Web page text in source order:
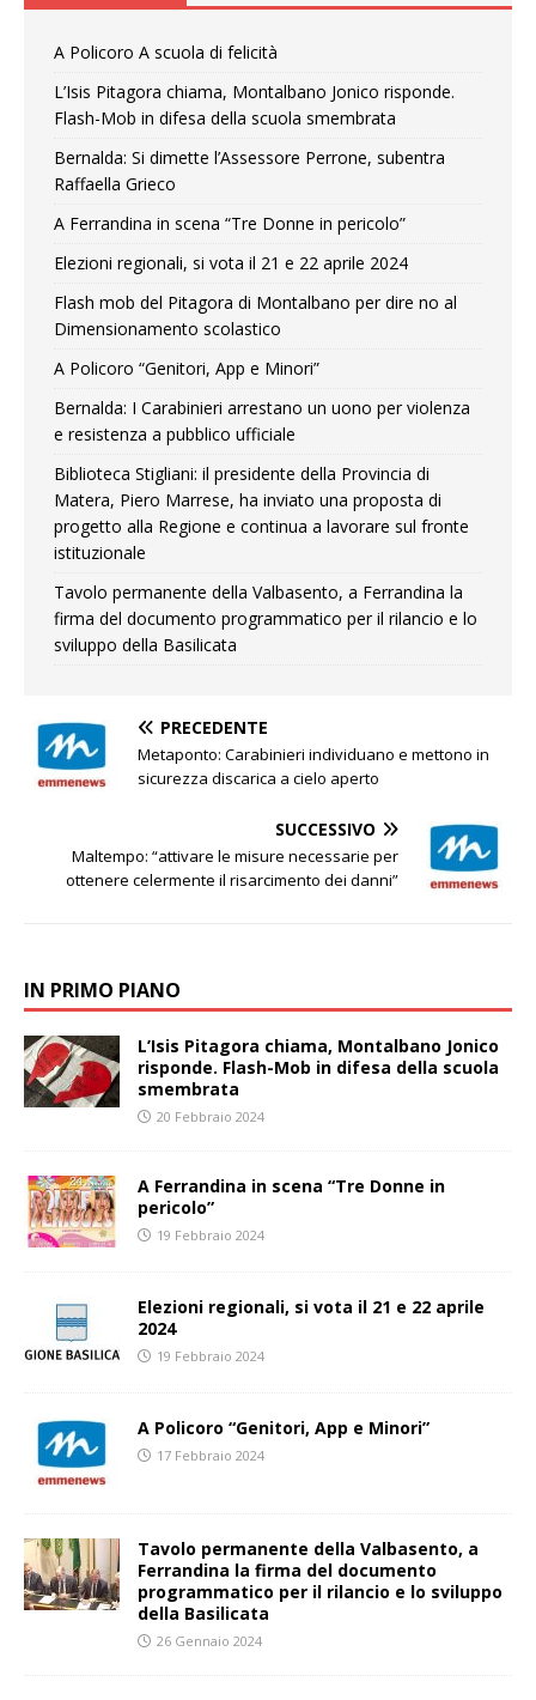
A Policoro A scuola di felicità
L’Isis Pitagora chiama, Montalbano Jonico risponde.
Flash-Mob in difesa della scuola smembrata
Bernalda: Si dimette l’Assessore Perrone, subentra
Raffaella Grieco
A Ferrandina in scena “Tre Donne in pericolo”
Elezioni regionali, si vota il 21 e 22 aprile 2024
Flash mob del Pitagora di Montalbano per dire no al
Dimensionamento scolastico
A Policoro “Genitori, App e Minori”
Bernalda: I Carabinieri arrestano un uono per violenza
e resistenza a pubblico ufficiale
Biblioteca Stigliani: il presidente della Provincia di
Matera, Piero Marrese, ha inviato una proposta di
progetto alla Regione e continua a lavorare sul fronte
istituzionale
Tavolo permanente della Valbasento, a Ferrandina la
firma del documento programmatico per il rilancio e lo
sviluppo della Basilicata
PRECEDENTE
Metaponto: Carabinieri individuano e mettono in
sicurezza discarica a cielo aperto
SUCCESSIVO
Maltempo: “attivare le misure necessarie per
ottenere celermente il risarcimento dei danni”
IN PRIMO PIANO
L’Isis Pitagora chiama, Montalbano Jonico
risponde. Flash-Mob in difesa della scuola
smembrata
20 Febbraio 2024
A Ferrandina in scena “Tre Donne in
pericolo”
19 Febbraio 2024
Elezioni regionali, si vota il 21 e 22 aprile
2024
19 Febbraio 2024
A Policoro “Genitori, App e Minori”
17 Febbraio 2024
Tavolo permanente della Valbasento, a
Ferrandina la firma del documento
programmatico per il rilancio e lo sviluppo
della Basilicata
26 Gennaio 2024